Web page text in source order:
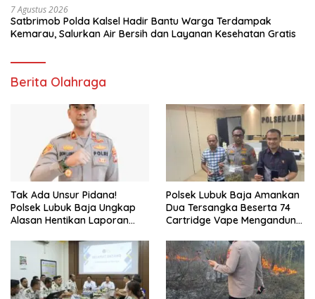
7 Agustus 2026
Satbrimob Polda Kalsel Hadir Bantu Warga Terdampak
Kemarau, Salurkan Air Bersih dan Layanan Kesehatan Gratis
Berita Olahraga
Tak Ada Unsur Pidana!
Polsek Lubuk Baja Ungkap
Alasan Hentikan Laporan
Polsek Lubuk Baja Amankan
Dua Tersangka Beserta 74
Cartridge Vape Mengandung